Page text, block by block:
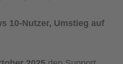
10-Nutzer, Umstieg auf